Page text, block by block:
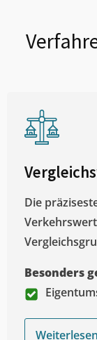
Die
Besonders
Weiterlesen